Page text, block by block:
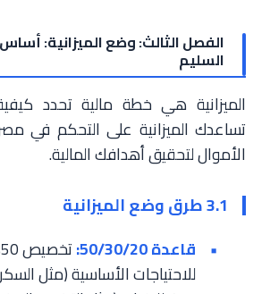
الفصل الثالث: وضع الميزانية:
السليم
الميزانية هي خطة مالية تحدد
تساعدك الميزانية على التحكم في
الأموال لتحقيق أهدافك المالية.
3.1 طرق وضع الميزانية
قاعدة 50/30/20:
للاحتياجات الأساسية (مثل